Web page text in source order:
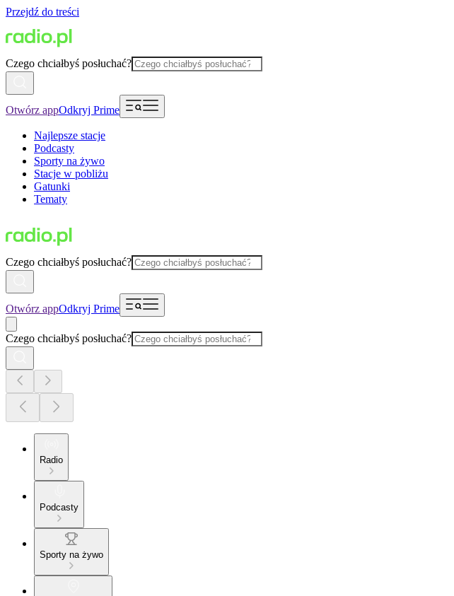
Przejdź do treści
Czego chciałbyś posłuchać?
Otwórz appOdkryj Prime
Najlepsze stacje
Podcasty
Sporty na żywo
Stacje w pobliżu
Gatunki
Tematy
Czego chciałbyś posłuchać?
Otwórz appOdkryj Prime
Czego chciałbyś posłuchać?
Radio
Podcasty
Sporty na żywo